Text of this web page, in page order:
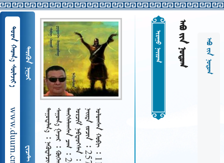
  
www.duurn.cn
 
        257665   117
       